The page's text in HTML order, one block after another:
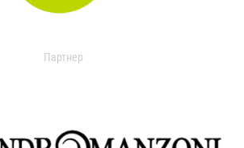
Партнер